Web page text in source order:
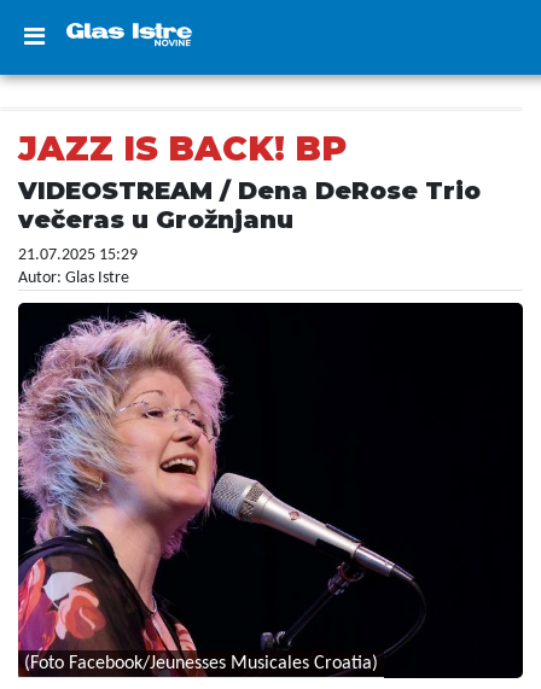
JAZZ IS BACK! BP
VIDEOSTREAM / Dena DeRose Trio
večeras u Grožnjanu
21.07.2025 15:29
Autor: Glas Istre
(Foto Facebook/Jeunesses Musicales Croatia)